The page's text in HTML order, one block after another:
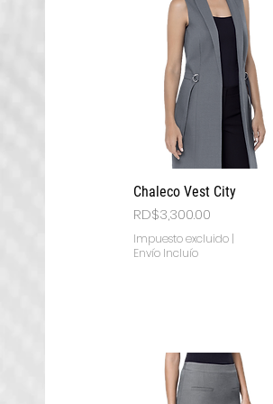
Vista rápida
Chaleco Vest City
Precio
RD$3,300.00
Impuesto excluido |
Envío Incluío